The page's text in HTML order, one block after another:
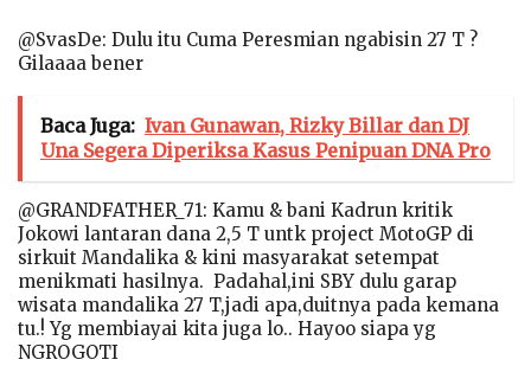
@SvasDe: Dulu itu Cuma Peresmian ngabisin 27 T ?
Gilaaaa bener
Baca Juga: Ivan Gunawan, Rizky Billar dan DJ
Una Segera Diperiksa Kasus Penipuan DNA Pro
@GRANDFATHER_71: Kamu & bani Kadrun kritik
Jokowi lantaran dana 2,5 T untk project MotoGP di
sirkuit Mandalika & kini masyarakat setempat
menikmati hasilnya. Padahal,ini SBY dulu garap
wisata mandalika 27 T,jadi apa,duitnya pada kemana
tu.! Yg membiayai kita juga lo.. Hayoo siapa yg
NGROGOTI